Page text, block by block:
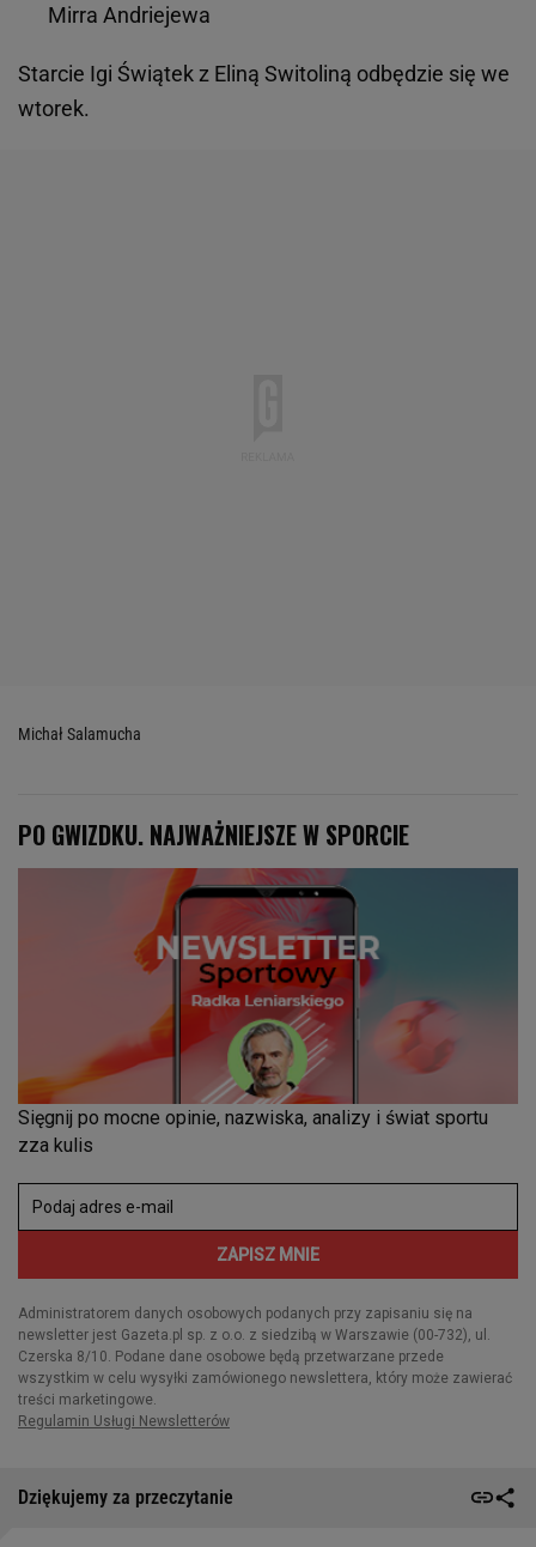
Mirra Andriejewa
Starcie Igi Świątek z Eliną Switoliną odbędzie się we
wtorek.
Michał Salamucha
Dziękujemy za przeczytanie